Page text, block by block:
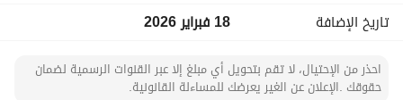
تاريخ الإضافة
18 فبراير 2026
احذر من الإحتيال، لا تقم بتحويل أي مبلغ إلا عبر القنوات الرسمية لضمان
حقوقك .الإعلان عن الغير يعرضك للمساءلة القانونية.